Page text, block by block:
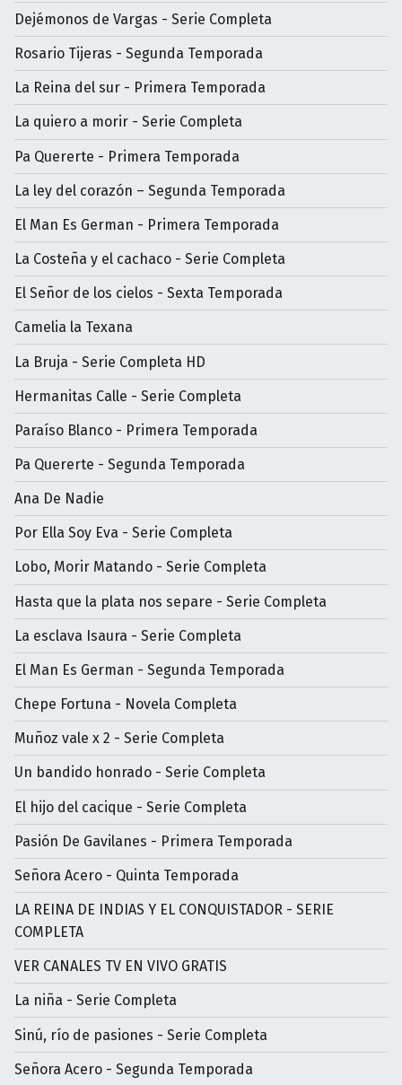
Dejémonos de Vargas - Serie Completa
Rosario Tijeras - Segunda Temporada
La Reina del sur - Primera Temporada
La quiero a morir - Serie Completa
Pa Quererte - Primera Temporada
La ley del corazón – Segunda Temporada
El Man Es German - Primera Temporada
La Costeña y el cachaco - Serie Completa
El Señor de los cielos - Sexta Temporada
Camelia la Texana
La Bruja - Serie Completa HD
Hermanitas Calle - Serie Completa
Paraíso Blanco - Primera Temporada
Pa Quererte - Segunda Temporada
Ana De Nadie
Por Ella Soy Eva - Serie Completa
Lobo, Morir Matando - Serie Completa
Hasta que la plata nos separe - Serie Completa
La esclava Isaura - Serie Completa
El Man Es German - Segunda Temporada
Chepe Fortuna - Novela Completa
Muñoz vale x 2 - Serie Completa
Un bandido honrado - Serie Completa
El hijo del cacique - Serie Completa
Pasión De Gavilanes - Primera Temporada
Señora Acero - Quinta Temporada
LA REINA DE INDIAS Y EL CONQUISTADOR - SERIE
COMPLETA
VER CANALES TV EN VIVO GRATIS
La niña - Serie Completa
Sinú, río de pasiones - Serie Completa
Señora Acero - Segunda Temporada